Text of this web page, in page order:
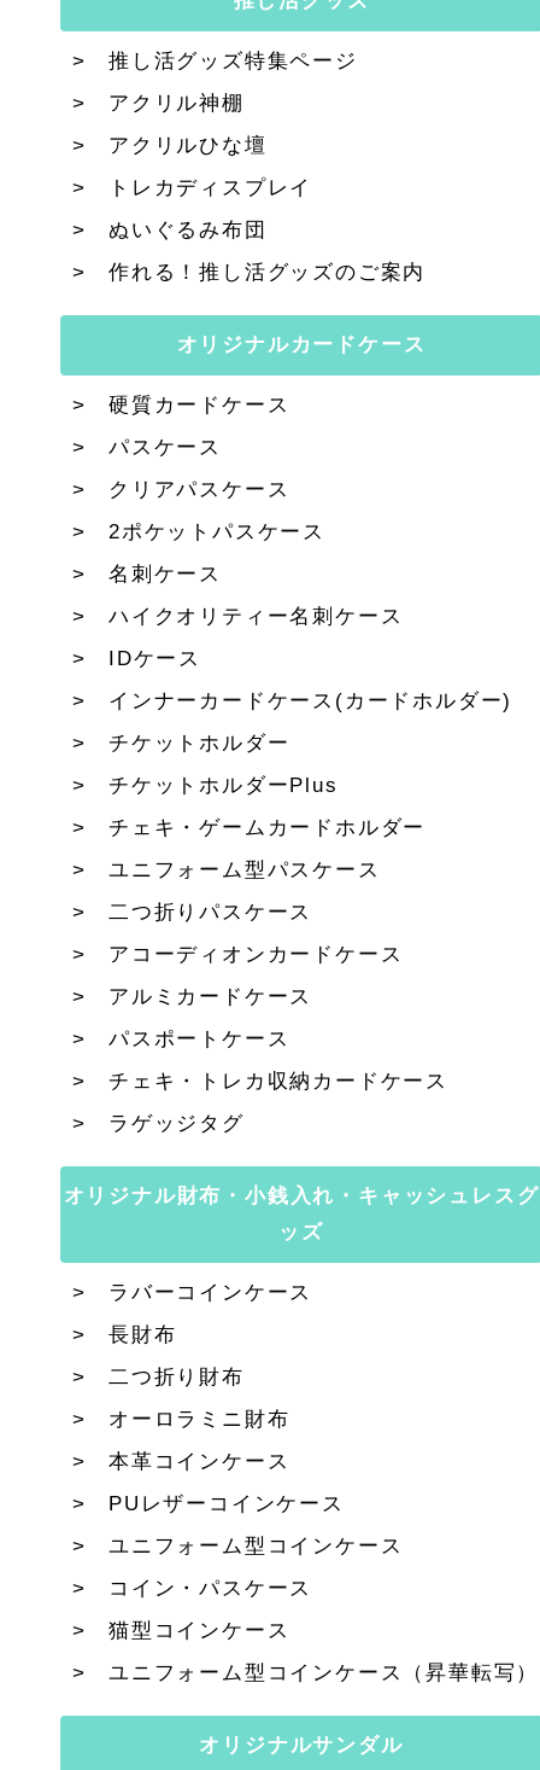
推し活グッズ特集ページ
アクリル神棚
アクリルひな壇
トレカディスプレイ
ぬいぐるみ布団
作れる！推し活グッズのご案内
オリジナルカードケース
硬質カードケース
パスケース
クリアパスケース
2ポケットパスケース
名刺ケース
ハイクオリティー名刺ケース
IDケース
インナーカードケース(カードホルダー)
チケットホルダー
チケットホルダーPlus
チェキ・ゲームカードホルダー
ユニフォーム型パスケース
二つ折りパスケース
アコーディオンカードケース
アルミカードケース
パスポートケース
チェキ・トレカ収納カードケース
ラゲッジタグ
オリジナル財布・小銭入れ・キャッシュレスグ
ッズ
ラバーコインケース
長財布
二つ折り財布
オーロラミニ財布
本革コインケース
PUレザーコインケース
ユニフォーム型コインケース
コイン・パスケース
猫型コインケース
ユニフォーム型コインケース（昇華転写）
オリジナルサンダル